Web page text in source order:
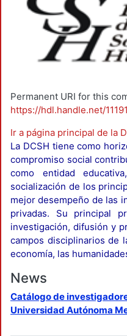
Permanent URI for this
https://hdl.handle.net/
Ir a página principal de la
La DCSH tiene como
compromiso social
como entidad
socialización de los
mejor desempeño de las
privadas. Su principal
investigación, difusión y
campos disciplinarios de
economía, las
News
Catálogo de
Universidad Autónoma